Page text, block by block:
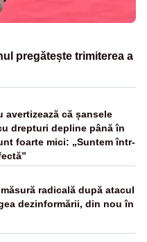
pregătește trimiterea a
avertizează că șansele
drepturi depline până în
foarte mici: „Suntem într-
radicală după atacul
dezinformării, din nou în